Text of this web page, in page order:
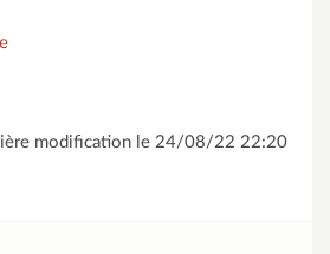
modification le 24/08/22 22:20